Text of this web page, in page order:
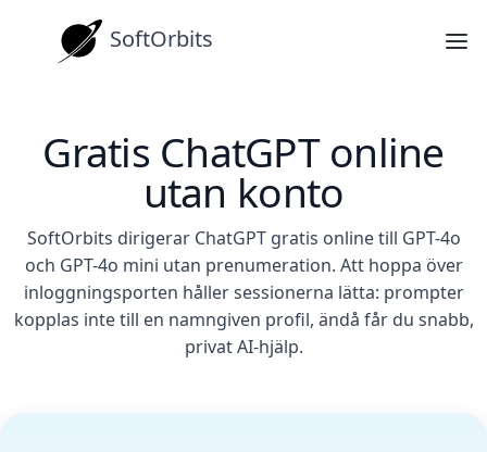
SoftOrbits
Gratis ChatGPT online
utan konto
SoftOrbits dirigerar ChatGPT gratis online till GPT-4o
och GPT-4o mini utan prenumeration. Att hoppa över
inloggningsporten håller sessionerna lätta: prompter
kopplas inte till en namngiven profil, ändå får du snabb,
privat AI-hjälp.